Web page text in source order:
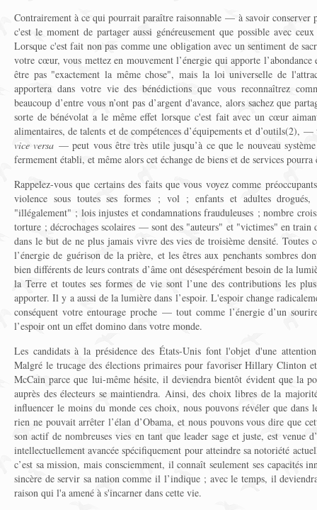
Contrairement à ce qui pourrait paraître raisonnable — à savoir
c'est le moment de partager aussi généreusement que possible avec
Lorsque c'est fait non pas comme une obligation avec un sentiment de
votre cœur, vous mettez en mouvement l’énergie qui apporte
être pas "exactement la même chose", mais la loi universelle de
apportera dans votre vie des bénédictions que vous reconnaîtrez
beaucoup d’entre vous n’ont pas d’argent d'avance, alors sachez que
sorte de bénévolat a le même effet lorsque c'est fait avec un cœur
alimentaires, de talents et de compétences d’équipements et d’outils(2),
vice versa — peut vous être très utile jusqu’à ce que le nouveau
fermement établi, et même alors cet échange de biens et de services pourra
Rappelez-vous que certains des faits que vous voyez comme
violence sous toutes ses formes ; vol ; enfants et adultes
"illégalement" ; lois injustes et condamnations frauduleuses ; nombre
torture ; décrochages scolaires — sont des "auteurs" et "victimes" en train
dans le but de ne plus jamais vivre des vies de troisième densité. Toutes
l’énergie de guérison de la prière, et les êtres aux penchants sombres
bien différents de leurs contrats d’âme ont désespérément besoin de la
la Terre et toutes ses formes de vie sont l’une des contributions les
apporter. Il y a aussi de la lumière dans l’espoir. L'espoir change
conséquent votre entourage proche — tout comme l’énergie d’un
l’espoir ont un effet domino dans votre monde.
Les candidats à la présidence des États-Unis font l'objet d'une
Malgré le trucage des élections primaires pour favoriser Hillary Clinton
McCain parce que lui-même hésite, il deviendra bientôt évident que la
auprès des électeurs se maintiendra. Ainsi, des choix libres de la
influencer le moins du monde ces choix, nous pouvons révéler que dans
rien ne pouvait arrêter l’élan d’Obama, et nous pouvons vous dire que
son actif de nombreuses vies en tant que leader sage et juste, est venue
intellectuellement avancée spécifiquement pour atteindre sa notoriété
c’est sa mission, mais consciemment, il connaît seulement ses capacités
sincère de servir sa nation comme il l’indique ; avec le temps, il
raison qui l'a amené à s'incarner dans cette vie.